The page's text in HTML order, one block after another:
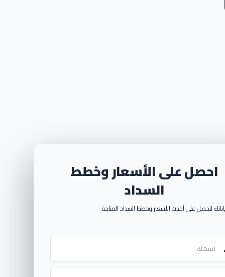
الساحرة التي وصلت إليها،
على اقتناء وحدات تليق بهم من
احصل على الأسعار وخطط
السداد
لتحصل على أحدث الأسعار وخطط السداد المتاحة.